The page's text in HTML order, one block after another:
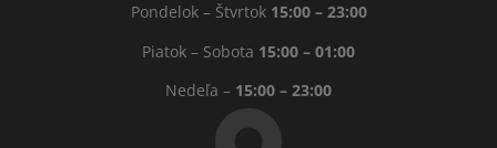
Pondelok – Štvrtok 15:00 – 23:00
Piatok – Sobota 15:00 – 01:00
Nedeľa – 15:00 – 23:00